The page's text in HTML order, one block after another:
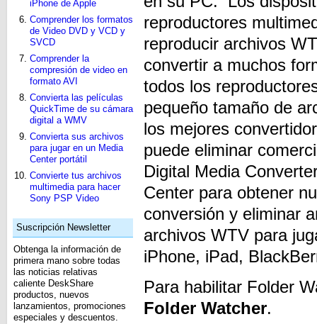
iPhone de Apple
Comprender los formatos
de Video DVD y VCD y
SVCD
Comprender la
compresión de video en
formato AVI
Convierta las películas
QuickTime de su cámara
digital a WMV
Convierta sus archivos
para jugar en un Media
Center portátil
Convierte tus archivos
multimedia para hacer
Sony PSP Video
Suscripción Newsletter
Obtenga la información de
primera mano sobre todas
las noticias relativas
caliente DeskShare
productos, nuevos
lanzamientos, promociones
especiales y descuentos.
reproductores
reproducir archivos
convertir a muchos
todos los
pequeño tamaño de
los mejores
puede eliminar
Digital Media
Center para obtener
conversión y eliminar
archivos WTV para
iPhone, iPad,
Para habilitar Folder
Folder Watcher.